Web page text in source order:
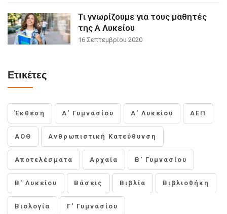
Τι γνωρίζουμε για τους μαθητές
της Α Λυκείου
16 Σεπτεμβρίου 2020
Ετικέτες
Έκθεση Α' Γυμνασίου Α' Λυκείου ΑΕΠ
ΑΟΘ Ανθρωπιστική Κατεύθυνση
Αποτελέσματα Αρχαία Β' Γυμνασίου
Β' Λυκείου Βάσεις Βιβλία Βιβλιοθήκη
Βιολογία Γ' Γυμνασίου